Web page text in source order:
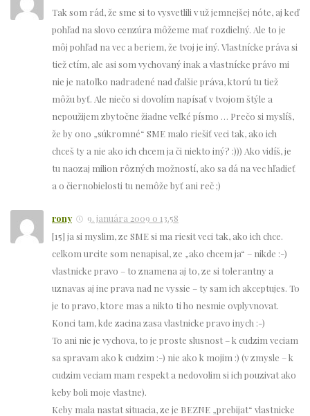
Tak som rád, že sme si to vysvetlili v už jemnejšej nóte, aj keď
pohľad na slovo cenzúra môžeme mať rozdielný. Ale to je
môj pohľad na vec a beriem, že tvoj je iný. Vlastnícke práva si
tiež ctím, ale asi som vychovaný inak a vlastnícke právo mi
nie je natoľko nadradené nad ďalšie práva, ktorú tu tiež
môžu byť. Ale niečo si dovolím napísať v tvojom štýle a
nepoužijem zbytočne žiadne veľké písmo … Prečo si myslíš,
že by ono „súkromné“ SME malo riešiť veci tak, ako ich
chceš ty a nie ako ich chcem ja či niekto iný? :))) Ako vidíš, je
tu naozaj milion rôzných možností, ako sa dá na vec hľadieť
a o čiernobielosti tu nemôže byť ani reč ;)
rony
9. januára 2009 o 13.58
[15] ja si myslim, ze SME si ma riesit veci tak, ako ich chce.
celkom urcite som nenapisal, ze „ako chcem ja“ – nikde :-)
vlastnicke pravo – to znamena aj to, ze si tolerantny a
uznavas aj ine prava nad ne vyssie – ty sam ich akceptujes. To
je to pravo, ktore mas a nikto ti ho nesmie ovplyvnovat.
Konci tam, kde zacina zasa vlastnicke pravo inych :-)
To ani nie je vychova, to je proste slusnost – k cudzim veciam
sa spravam ako k cudzim :-) nie ako k mojim :) (v zmysle – k
cudzim veciam mam respekt a nedovolim si ich pouzivat ako
keby boli moje vlastne).
Keby mala nastat situacia, ze je BEZNE „prebijat“ vlastnicke